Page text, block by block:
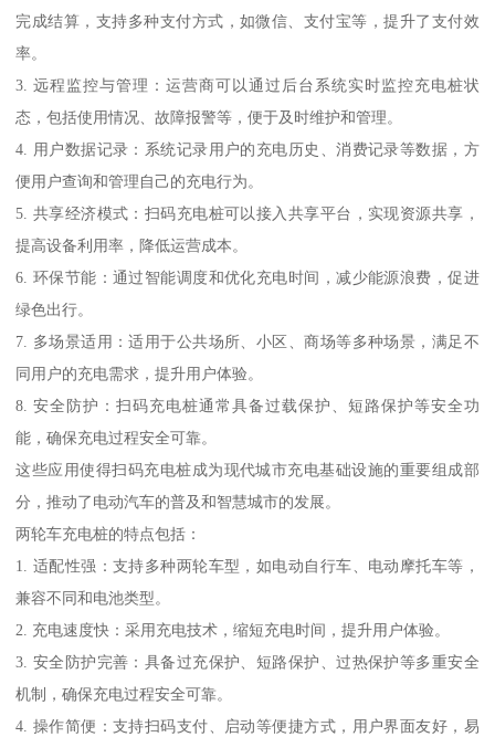
完成结算，支持多种支付方式，如微信、支付宝等，提升了支付效
率。
3. 远程监控与管理：运营商可以通过后台系统实时监控充电桩状
态，包括使用情况、故障报警等，便于及时维护和管理。
4. 用户数据记录：系统记录用户的充电历史、消费记录等数据，方
便用户查询和管理自己的充电行为。
5. 共享经济模式：扫码充电桩可以接入共享平台，实现资源共享，
提高设备利用率，降低运营成本。
6. 环保节能：通过智能调度和优化充电时间，减少能源浪费，促进
绿色出行。
7. 多场景适用：适用于公共场所、小区、商场等多种场景，满足不
同用户的充电需求，提升用户体验。
8. 安全防护：扫码充电桩通常具备过载保护、短路保护等安全功
能，确保充电过程安全可靠。
这些应用使得扫码充电桩成为现代城市充电基础设施的重要组成部
分，推动了电动汽车的普及和智慧城市的发展。
两轮车充电桩的特点包括：
1. 适配性强：支持多种两轮车型，如电动自行车、电动摩托车等，
兼容不同和电池类型。
2. 充电速度快：采用充电技术，缩短充电时间，提升用户体验。
3. 安全防护完善：具备过充保护、短路保护、过热保护等多重安全
机制，确保充电过程安全可靠。
4. 操作简便：支持扫码支付、启动等便捷方式，用户界面友好，易